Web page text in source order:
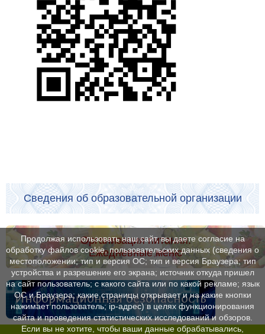
Сведения об образовательной организации
Организация питания.
Ежедневные меню
Информационная безопасность
Продолжая использовать наш сайт, вы даете согласие на
обработку файлов cookie, пользовательских данных (сведения о
местоположении; тип и версия ОС; тип и версия Браузера; тип
устройства и разрешение его экрана; источник откуда пришел
на сайт пользователь; с какого сайта или по какой рекламе; язык
ОС и Браузера; какие страницы открывает и на какие кнопки
нажимает пользователь; ip-адрес) в целях функционирования
сайта и проведения статистических исследований и обзоров.
Если вы не хотите, чтобы ваши данные обрабатывались,